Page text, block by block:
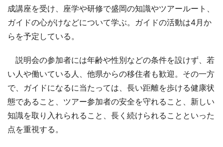
成講座を受け、座学や研修で盛岡の知識やツアールート、
ガイドの心がけなどについて学ぶ。ガイドの活動は4月か
らを予定している。
説明会の参加者には年齢や性別などの条件を設けず、若
い人や働いている人、他県からの移住者も歓迎。その一方
で、ガイドになるに当たっては、長い距離を歩ける健康状
態であること、ツアー参加者の安全を守れること、新しい
知識を取り入れられること、長く続けられることといった
点を重視する。